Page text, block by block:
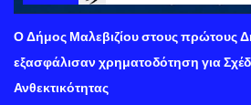
Ο Δήμος Μαλεβιζίου στους πρώτους
εξασφάλισαν χρηματοδότηση για
Ανθεκτικότητας